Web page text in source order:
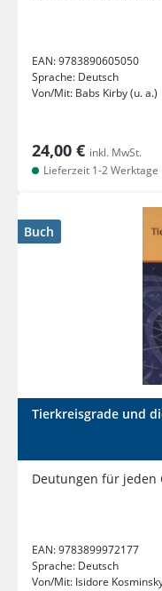
EAN:9783890605050
Sprache: Deutsch
Von/Mit: Babs Kirby (u. a.)
24,00 € inkl. MwSt.
Lieferzeit 1-2 Werktage
Buch
Tierkreisgrade und
Deutungen für jeden
EAN:9783899972177
Sprache: Deutsch
Von/Mit: Isidore